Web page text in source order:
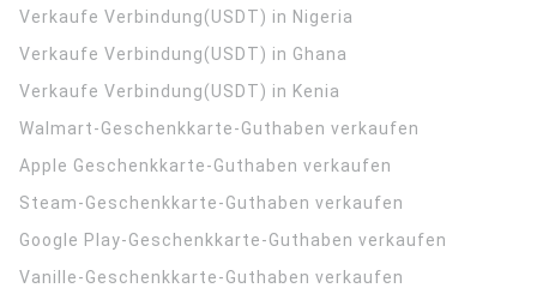
Verkaufe Verbindung(USDT) in Nigeria
Verkaufe Verbindung(USDT) in Ghana
Verkaufe Verbindung(USDT) in Kenia
Walmart-Geschenkkarte-Guthaben verkaufen
Apple Geschenkkarte-Guthaben verkaufen
Steam-Geschenkkarte-Guthaben verkaufen
Google Play-Geschenkkarte-Guthaben verkaufen
Vanille-Geschenkkarte-Guthaben verkaufen